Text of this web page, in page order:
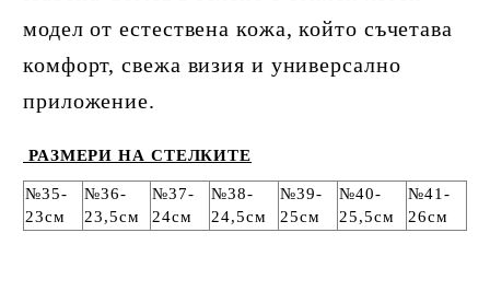
модел от естествена кожа, който съчетава
комфорт, свежа визия и универсално
приложение.
РАЗМЕРИ НА СТЕЛКИТЕ
№35-
23см
№36-
23,5см
№37-
24см
№38-
24,5см
№39-
25см
№40-
25,5см
№41-
26см